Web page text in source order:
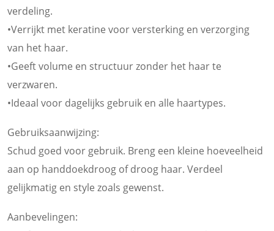
verdeling.
•Verrijkt met keratine voor versterking en verzorging
van het haar.
•Geeft volume en structuur zonder het haar te
verzwaren.
•Ideaal voor dagelijks gebruik en alle haartypes.
Gebruiksaanwijzing:
Schud goed voor gebruik. Breng een kleine hoeveelheid
aan op handdoekdroog of droog haar. Verdeel
gelijkmatig en style zoals gewenst.
Aanbevelingen: